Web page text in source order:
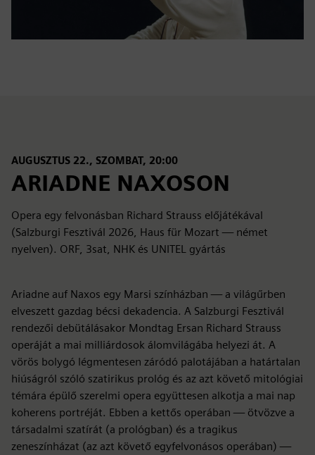
AUGUSZTUS 22., SZOMBAT, 20:00
ARIADNE NAXOSON
Opera egy felvonásban Richard Strauss előjátékával
(Salzburgi Fesztivál 2026, Haus für Mozart — német
nyelven). ORF, 3sat, NHK és UNITEL gyártás
Ariadne auf Naxos egy Marsi színházban — a világűrben
elveszett gazdag bécsi dekadencia. A Salzburgi Fesztivál
rendezői debütálásakor Mondtag Ersan Richard Strauss
operáját a mai milliárdosok álomvilágába helyezi át. A
vörös bolygó légmentesen záródó palotájában a határtalan
hiúságról szóló szatirikus prológ és az azt követő mitológiai
témára épülő szerelmi opera együttesen alkotja a mai nap
koherens portréját. Ebben a kettős operában — ötvözve a
társadalmi szatírát (a prológban) és a tragikus
zeneszínházat (az azt követő egyfelvonásos operában) —